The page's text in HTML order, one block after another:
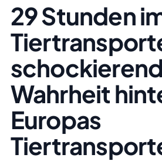
29 Stunden
Wahrheit
Europas